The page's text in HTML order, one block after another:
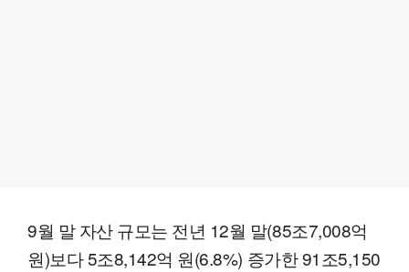
9월 말 자산 규모는 전년 12월 말(85조7,008억
원)보다 5조8,142억 원(6.8%) 증가한 91조5,150